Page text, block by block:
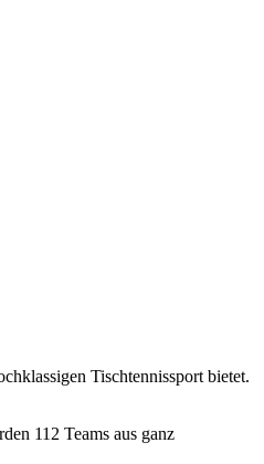
Tischtennissport bietet.
112 Teams aus ganz